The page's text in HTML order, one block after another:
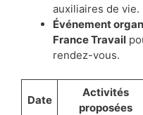
auxiliaires de vie.
Événement
France Travail
rendez-vous.
Date
Activités
proposées